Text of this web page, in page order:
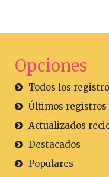
Opciones
Todos los
Últimos registros
Actualizados
Destacados
Populares